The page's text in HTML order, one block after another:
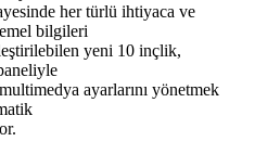
her türlü ihtiyaca ve
bilgileri
yeni 10 inçlik,
ayarlarını yönetmek